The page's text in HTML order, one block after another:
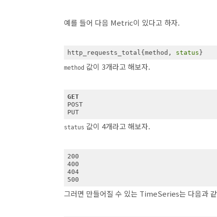
예를 들어 다음 Metric이 있다고 하자.
http_requests_total{method, status}
method 값이 3개라고 해보자.
GET
POST
PUT
status 값이 4개라고 해보자.
200
400
404
500
그러면 만들어질 수 있는 TimeSeries는 다음과